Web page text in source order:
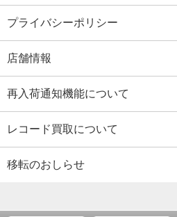
プライバシーポリシー
店舗情報
再入荷通知機能について
レコード買取について
移転のおしらせ